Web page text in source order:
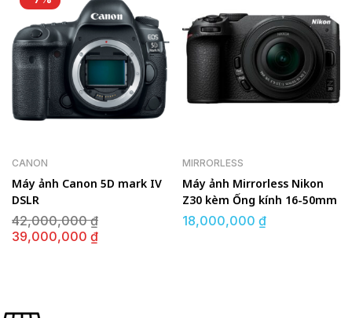
CANON
Máy ảnh Canon 5D mark IV
DSLR
42,000,000₫
39,000,000 ₫
MIRRORLESS
Máy ảnh Mirrorless Nikon
Z30 kèm Ống kính 16-50mm
18,000,000 ₫